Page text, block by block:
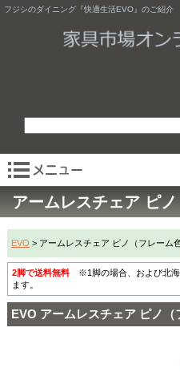
フジシのダイニング『快適生活EVO』のご紹介
アームレスチェア ピノ
EVO > アームレスチェア ピノ（フレーム
2脚で送料無料※1脚の場合、および北海
ます。
EVO アームレスチェア ピノ（